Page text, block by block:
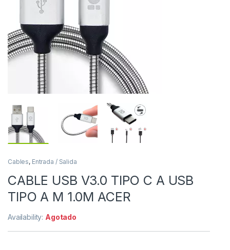
Cables, Entrada / Salida
CABLE USB V3.0 TIPO C A USB
TIPO A M 1.0M ACER
Availability: Agotado